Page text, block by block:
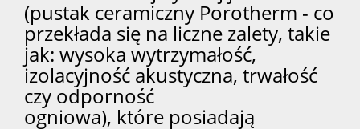
(pustak ceramiczny Porotherm - co
przekłada się na liczne zalety, takie
jak: wysoka wytrzymałość,
izolacyjność akustyczna, trwałość
czy odporność
ogniowa), które posiadają